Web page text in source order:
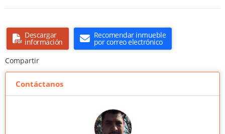
Descargar
información
Recomendar inmueble
por correo electrónico
Compartir
Contáctanos